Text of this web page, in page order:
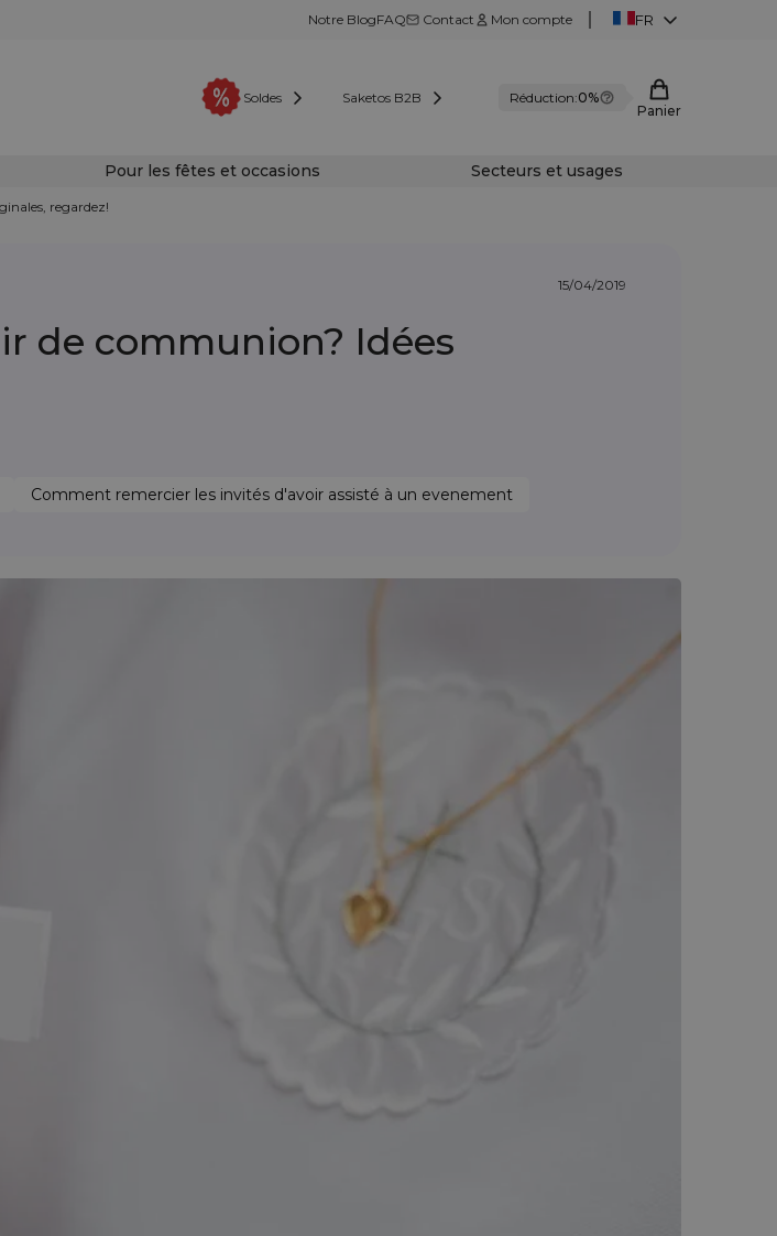
Notre BlogFAQ Contact Mon compte FR
Soldes
Saketos B2B Réduction:0%
Panier
Pour les fêtes et occasions Secteurs et usages
regardez!
15/04/2019
de communion? Idées
Comment remercier les invités d'avoir assisté à un evenement